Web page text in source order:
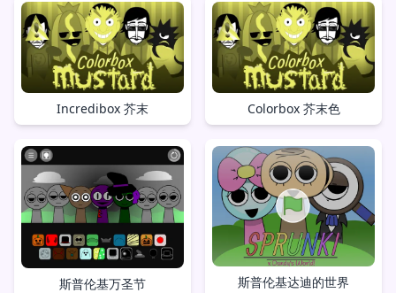
Incredibox 芥末 Colorbox 芥末色
斯普伦基万圣节 斯普伦基达迪的世界